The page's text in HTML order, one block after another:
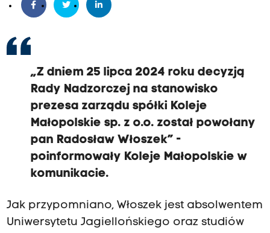
„Z dniem 25 lipca 2024 roku decyzją
Rady Nadzorczej na stanowisko
prezesa zarządu spółki Koleje
Małopolskie sp. z o.o. został powołany
pan Radosław Włoszek” -
poinformowały Koleje Małopolskie w
komunikacie.
Jak przypomniano, Włoszek jest absolwentem
Uniwersytetu Jagiellońskiego oraz studiów